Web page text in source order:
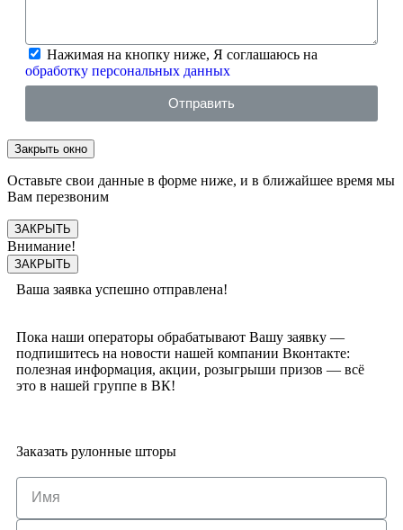
Нажимая на кнопку ниже, Я соглашаюсь на
обработку персональных данных
Отправить
Закрыть окно
Оставьте свои данные в форме ниже, и в ближайшее время мы
Вам перезвоним
ЗАКРЫТЬ
Внимание!
ЗАКРЫТЬ
Ваша заявка успешно отправлена!
Пока наши операторы обрабатывают Вашу заявку —
подпишитесь на новости нашей компании Вконтакте:
полезная информация, акции, розыгрыши призов — всё
это в нашей группе в ВК!
Заказать рулонные шторы